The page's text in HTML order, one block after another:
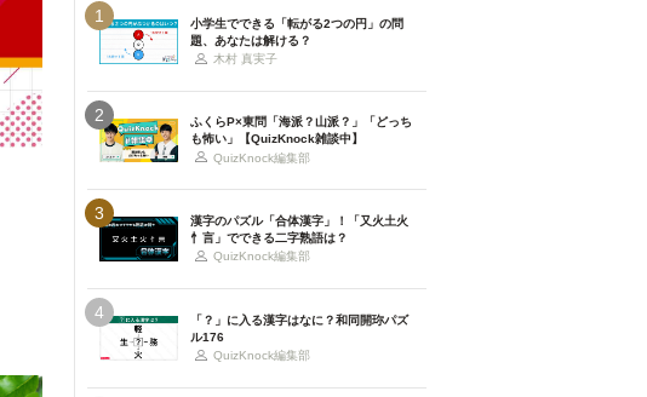
1
小学生でできる「転がる2つの円」の問
題、あなたは解ける？
木村 真実子
2
ふくらP×東問「海派？山派？」「どっち
も怖い」【QuizKnock雑談中】
QuizKnock編集部
3
漢字のパズル「合体漢字」！「又火土火
忄言」でできる二字熟語は？
QuizKnock編集部
4
「？」に入る漢字はなに？和同開珎パズ
ル176
QuizKnock編集部